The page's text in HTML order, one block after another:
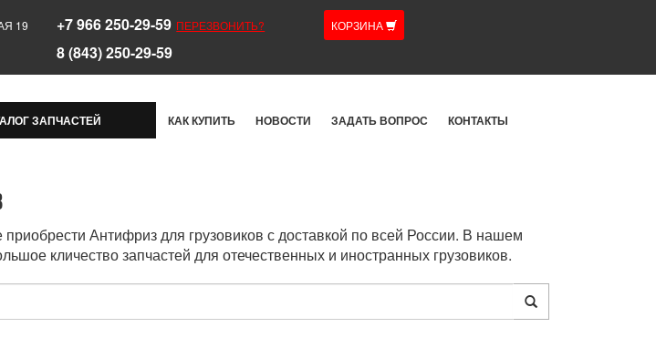
19
+7 966 250-29-59
8 (843) 250-29-59
ПЕРЕЗВОНИТЬ? КОРЗИНА
ЗАПЧАСТЕЙ КАК КУПИТЬ НОВОСТИ ЗАДАТЬ ВОПРОС КОНТАКТЫ
Антифриз для грузовиков с доставкой по всей России. В нашем
кличество запчастей для отечественных и иностранных грузовиков.